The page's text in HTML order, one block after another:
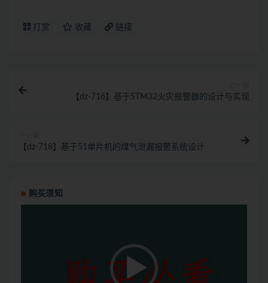
打赏 收藏 链接
【dz-716】基于STM32火灾报警器的设计与实现
【dz-718】基于51单片机的煤气泄漏报警系统设计
购买须知